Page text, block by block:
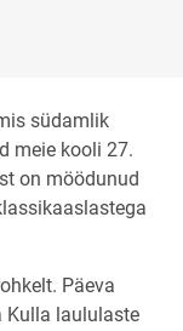
südamlik
meie kooli 27.
on möödunud
Päeva
Kulla laululaste